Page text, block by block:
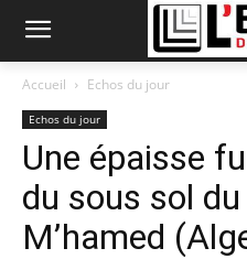
Accueil Echos du jour
Echos du jour
Une épaisse
du sous sol
M’hamed